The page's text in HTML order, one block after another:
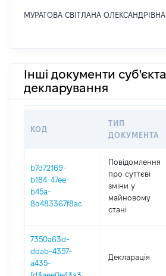
МУРАТОВА СВІТЛАНА ОЛЕКСАНДРІВНА
Інші документи суб'єкта
декларування
КОД
ТИП
ДОКУМЕНТА
b7d72169-
b184-47ee-
b45a-
8d483367f8ac
Повідомлення
про суттєві
зміни y
майновому
стані
7350a63d-
ddab-4357-
a435-
Декларація